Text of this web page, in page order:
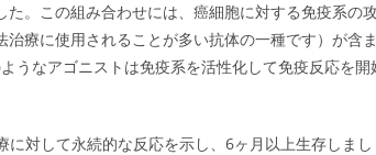
。この組み合わせには、癌細胞に対する免疫系の
療に使用されることが多い抗体の一種です）が含ま
うなアゴニストは免疫系を活性化して免疫反応を開
対して永続的な反応を示し、6ヶ月以上生存しまし